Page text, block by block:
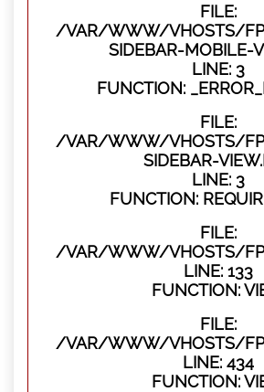
FILE:
/VAR/WWW/VHOSTS/
SIDEBAR-MOBILE-
LINE: 3
FUNCTION:
FILE:
/VAR/WWW/VHOSTS/
SIDEBAR-
LINE: 3
FUNCTION:
FILE:
/VAR/WWW/VHOSTS/
LINE: 133
FUNCTION:
FILE:
/VAR/WWW/VHOSTS/
LINE: 434
FUNCTION: